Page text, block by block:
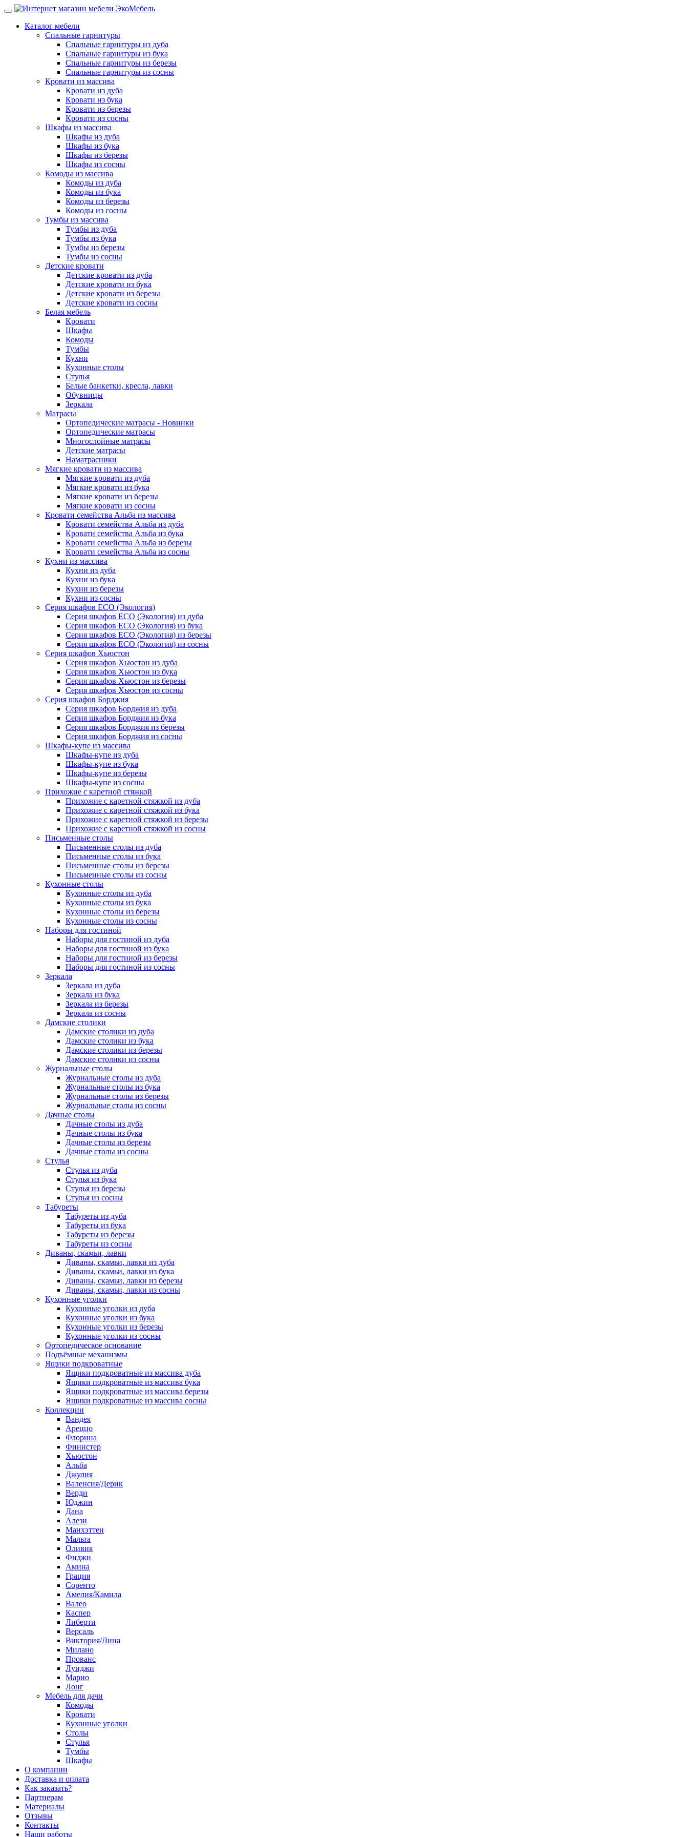
Каталог мебели
Спальные гарнитуры
Спальные гарнитуры из дуба
Спальные гарнитуры из бука
Спальные гарнитуры из березы
Спальные гарнитуры из сосны
Кровати из массива
Кровати из дуба
Кровати из бука
Кровати из березы
Кровати из сосны
Шкафы из массива
Шкафы из дуба
Шкафы из бука
Шкафы из березы
Шкафы из сосны
Комоды из массива
Комоды из дуба
Комоды из бука
Комоды из березы
Комоды из сосны
Тумбы из массива
Тумбы из дуба
Тумбы из бука
Тумбы из березы
Тумбы из сосны
Детские кровати
Детские кровати из дуба
Детские кровати из бука
Детские кровати из березы
Детские кровати из сосны
Белая мебель
Кровати
Шкафы
Комоды
Тумбы
Кухни
Кухонные столы
Стулья
Белые банкетки, кресла, лавки
Обувницы
Зеркала
Матрасы
Ортопедические матрасы - Новинки
Ортопедические матрасы
Многослойные матрасы
Детские матрасы
Наматрасники
Мягкие кровати из массива
Мягкие кровати из дуба
Мягкие кровати из бука
Мягкие кровати из березы
Мягкие кровати из сосны
Кровати семейства Альба из массива
Кровати семейства Альба из дуба
Кровати семейства Альба из бука
Кровати семейства Альба из березы
Кровати семейства Альба из сосны
Кухни из массива
Кухни из дуба
Кухни из бука
Кухни из березы
Кухни из сосны
Серия шкафов ECO (Экология)
Серия шкафов ECO (Экология) из дуба
Серия шкафов ECO (Экология) из бука
Серия шкафов ECO (Экология) из березы
Серия шкафов ECO (Экология) из сосны
Серия шкафов Хьюстон
Серия шкафов Хьюстон из дуба
Серия шкафов Хьюстон из бука
Серия шкафов Хьюстон из березы
Серия шкафов Хьюстон из сосны
Серия шкафов Борджия
Серия шкафов Борджия из дуба
Серия шкафов Борджия из бука
Серия шкафов Борджия из березы
Серия шкафов Борджия из сосны
Шкафы-купе из массива
Шкафы-купе из дуба
Шкафы-купе из бука
Шкафы-купе из березы
Шкафы-купе из сосны
Прихожие с каретной стяжкой
Прихожие с каретной стяжкой из дуба
Прихожие с каретной стяжкой из бука
Прихожие с каретной стяжкой из березы
Прихожие с каретной стяжкой из сосны
Письменные столы
Письменные столы из дуба
Письменные столы из бука
Письменные столы из березы
Письменные столы из сосны
Кухонные столы
Кухонные столы из дуба
Кухонные столы из бука
Кухонные столы из березы
Кухонные столы из сосны
Наборы для гостиной
Наборы для гостиной из дуба
Наборы для гостиной из бука
Наборы для гостиной из березы
Наборы для гостиной из сосны
Зеркала
Зеркала из дуба
Зеркала из бука
Зеркала из березы
Зеркала из сосны
Дамские столики
Дамские столики из дуба
Дамские столики из бука
Дамские столики из березы
Дамские столики из сосны
Журнальные столы
Журнальные столы из дуба
Журнальные столы из бука
Журнальные столы из березы
Журнальные столы из сосны
Дачные столы
Дачные столы из дуба
Дачные столы из бука
Дачные столы из березы
Дачные столы из сосны
Стулья
Стулья из дуба
Стулья из бука
Стулья из березы
Стулья из сосны
Табуреты
Табуреты из дуба
Табуреты из бука
Табуреты из березы
Табуреты из сосны
Диваны, скамьи, лавки
Диваны, скамьи, лавки из дуба
Диваны, скамьи, лавки из бука
Диваны, скамьи, лавки из березы
Диваны, скамьи, лавки из сосны
Кухонные уголки
Кухонные уголки из дуба
Кухонные уголки из бука
Кухонные уголки из березы
Кухонные уголки из сосны
Ортопедическое основание
Подъёмные механизмы
Ящики подкроватные
Ящики подкроватные из массива дуба
Ящики подкроватные из массива бука
Ящики подкроватные из массива березы
Ящики подкроватные из массива сосны
Коллекции
Вандея
Ареццо
Флорина
Финистер
Хьюстон
Альба
Джулия
Валенсия/Дерик
Верди
Юджин
Дана
Алези
Манхэттен
Мальта
Оливия
Фиджи
Амина
Грация
Соренто
Амелия/Камила
Валео
Каспер
Либерти
Версаль
Виктория/Лина
Милано
Прованс
Луиджи
Марио
Лонг
Мебель для дачи
Комоды
Кровати
Кухонные уголки
Столы
Стулья
Тумбы
Шкафы
О компании
Доставка и оплата
Как заказать?
Партнерам
Материалы
Отзывы
Контакты
Наши работы